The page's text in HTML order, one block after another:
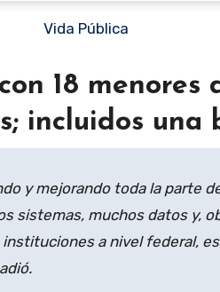
Vida Pública
18 menores
incluidos una
y mejorando toda la parte
sistemas, muchos datos y,
a nivel federal,